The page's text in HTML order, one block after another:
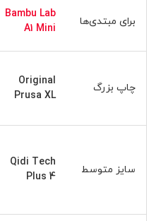
برای مبتدی‌ها
Bambu Lab
A1 Mini
چاپ بزرگ
Original
Prusa XL
سایز متوسط
Qidi Tech
Plus 4